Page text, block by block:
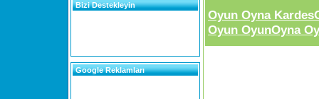
Bizi Destekleyin
Google Reklamları
Oyun Oyna
Oyun OyunOyna